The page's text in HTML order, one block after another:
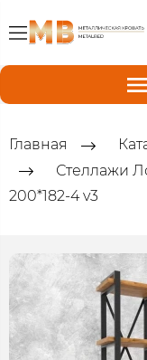
Главная
Стеллажи
200*182-4 v3